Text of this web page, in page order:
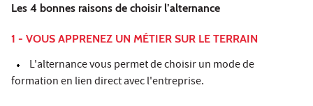
Les 4 bonnes raisons de choisir l’alternance
1 - VOUS APPRENEZ UN MÉTIER SUR LE TERRAIN
L'alternance vous permet de choisir un mode de
formation en lien direct avec l'entreprise.